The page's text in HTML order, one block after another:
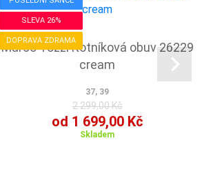
SLEVA 26%
DOPRAVA ZDRAMA
Marco Tozzi Kotníková obuv 26229
cream
37, 39
2 299,00 Kč
od 1 699,00 Kč
Skladem